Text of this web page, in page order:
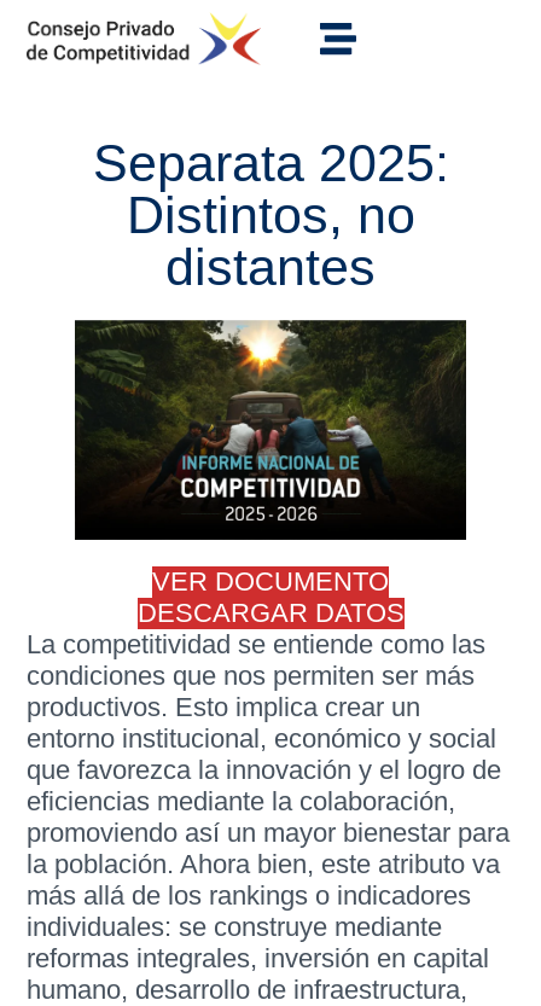
Separata 2025:
Distintos, no
distantes
VER DOCUMENTO
DESCARGAR DATOS
La competitividad se entiende como las
condiciones que nos permiten ser más
productivos. Esto implica crear un
entorno institucional, económico y social
que favorezca la innovación y el logro de
eficiencias mediante la colaboración,
promoviendo así un mayor bienestar para
la población. Ahora bien, este atributo va
más allá de los rankings o indicadores
individuales: se construye mediante
reformas integrales, inversión en capital
humano, desarrollo de infraestructura,